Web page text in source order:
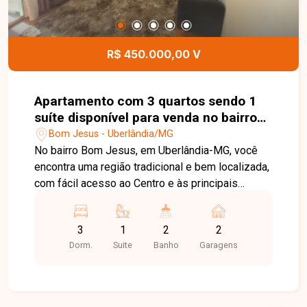
deste terreno.
R$ 450.000,00 V
Apartamento com 3 quartos sendo 1
suíte disponível para venda no bairro
Bom Jesus em Uberlândia-MG
Bom Jesus - Uberlândia/MG
No bairro Bom Jesus, em Uberlândia-MG, você
encontra uma região tradicional e bem localizada,
com fácil acesso ao Centro e às principais
infraestrutura de comércios, escolas,
supermercados, farmácias e diversos serviços,
proporcionando praticidade e qualidade de vida.
3
Dorm.
1
Suite
2
Banho
2
Garagens